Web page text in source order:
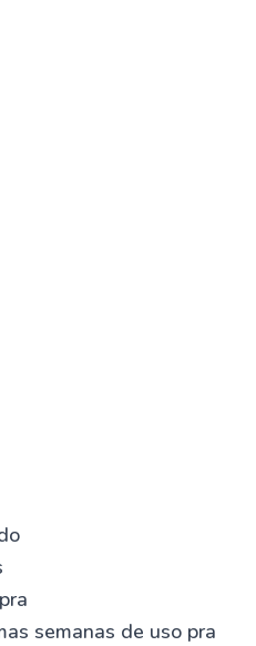
semanas de uso pra